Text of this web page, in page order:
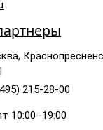
215-28-00
10:00–19:00